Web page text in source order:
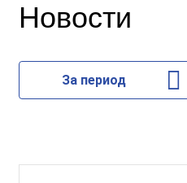
Новости
За период